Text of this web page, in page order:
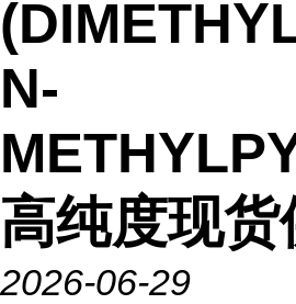
N-
高纯度现货
2026-06-29